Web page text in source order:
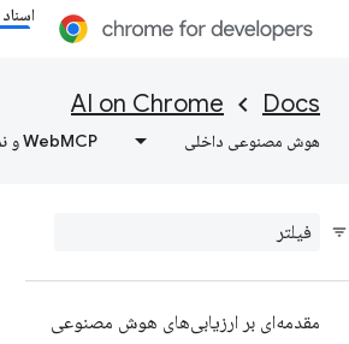
اسناد
Docs
AI on Chrome
هوش مصنوعی داخلی WebMCP و نمایندگان
مقدمه‌ای بر ارزیابی‌های هوش مصنوعی